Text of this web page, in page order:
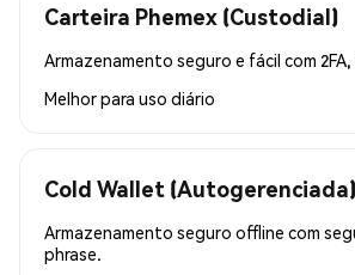
Carteira Phemex (Custodial)
Armazenamento seguro e fácil com
Melhor para uso diário
Cold Wallet (Autogerenciada)
Armazenamento seguro offline com
phrase.